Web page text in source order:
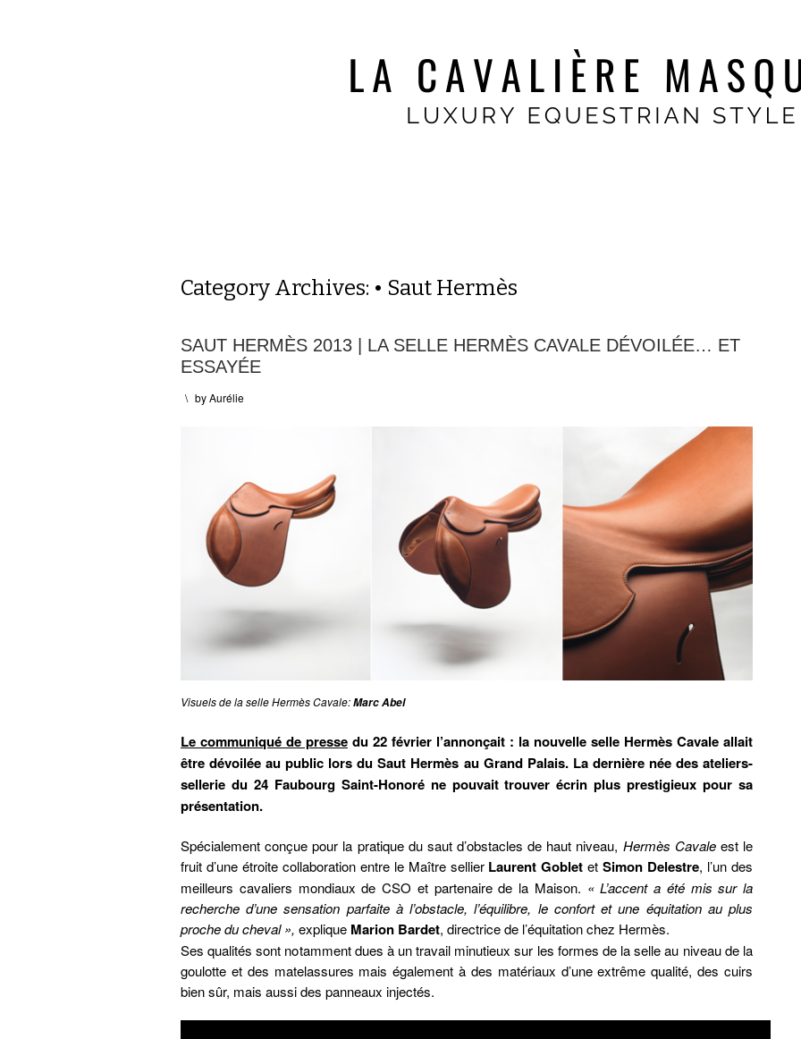
Category Archives: • Saut Hermès
SAUT HERMÈS 2013 | LA SELLE HERMÈS CAVALE DÉVOILÉE… ET
ESSAYÉE
\ byAurélie
Visuels de la selle Hermès Cavale:Marc Abel
Le communiqué de presse du 22 février l’annonçait : la nouvelle selle Hermès Cavale allait
être dévoilée au public lors du Saut Hermès au Grand Palais. La dernière née des ateliers-
sellerie du 24 Faubourg Saint-Honoré ne pouvait trouver écrin plus prestigieux pour sa
présentation.
Spécialement conçue pour la pratique du saut d’obstacles de haut niveau, Hermès Cavaleest le
fruit d’une étroite collaboration entre le Maître sellier Laurent Goblet etSimon Delestre, l’un des
meilleurs cavaliers mondiaux de CSO et partenaire de la Maison. « L’accent a été mis sur la
recherche d’une sensation parfaite à l’obstacle, l’équilibre, le confort et une équitation au plus
proche du cheval », explique Marion Bardet, directrice de l’équitation chez Hermès.
Ses qualités sont notamment dues à un travail minutieux sur les formes de la selle au niveau de la
goulotte et des matelassures mais également à des matériaux d’une extrême qualité, des cuirs
bien sûr, mais aussi des panneaux injectés.